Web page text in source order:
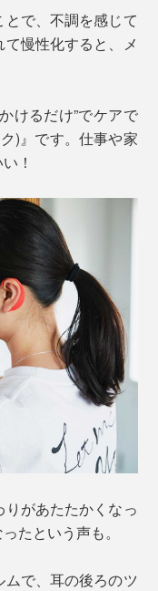
で、不調を感じて
慢性化すると、メ
けるだけ”でケアで
)』です。仕事や家
！
があたたかくなっ
たという声も。
で、耳の後ろのツ